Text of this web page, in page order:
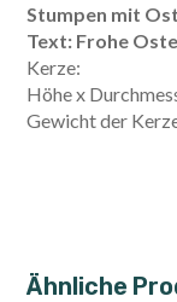
Stumpen mit
Text: Frohe
Kerze:
Höhe x
Gewicht der
Ähnliche